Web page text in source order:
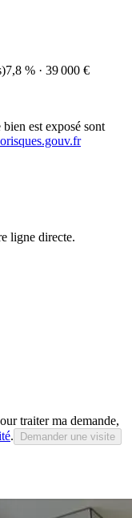
7,8 % · 39 000 €
est exposé sont
ligne directe.
traiter ma demande,
. Demander une visite